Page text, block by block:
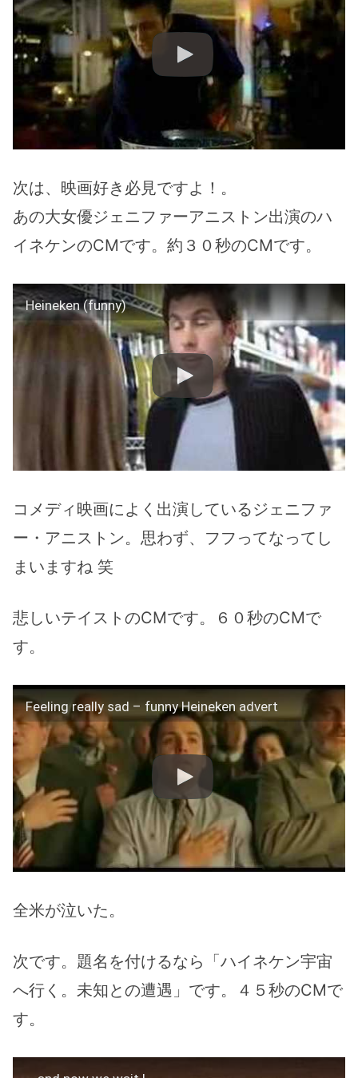
次は、映画好き必見ですよ！。
あの大女優ジェニファーアニストン出演のハ
イネケンのCMです。約３０秒のCMです。
Heineken (funny)
コメディ映画によく出演しているジェニファ
ー・アニストン。思わず、フフってなってし
まいますね 笑
悲しいテイストのCMです。６０秒のCMで
す。
Feeling really sad – funny Heineken advert
全米が泣いた。
次です。題名を付けるなら「ハイネケン宇宙
へ行く。未知との遭遇」です。４５秒のCMで
す。